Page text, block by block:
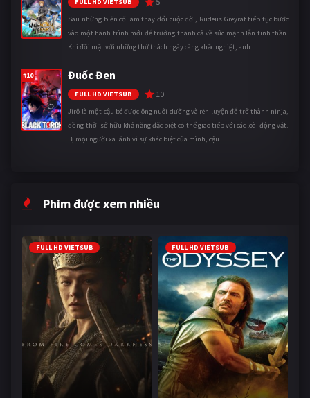
Sau những biến cố làm thay đổi cuộc đời, Rudeus Greyrat tiếp tục bước
vào một hành trình mới để trưởng thành cả về sức mạnh lẫn tinh thần.
Khi đối mặt với những thử thách ngày càng khắc nghiệt, anh ...
#10 Đuốc Đen
FULL HD VIETSUB 10
Jirô là một cậu bé được ông nuôi dưỡng và rèn luyện để trở thành ninja,
đồng thời sở hữu khả năng đặc biệt có thể giao tiếp với các loài động vật.
Bị mọi người xa lánh vì sự khác biệt của mình, cậu ...
Phim được xem nhiều
FULL HD VIETSUB FULL HD VIETSUB